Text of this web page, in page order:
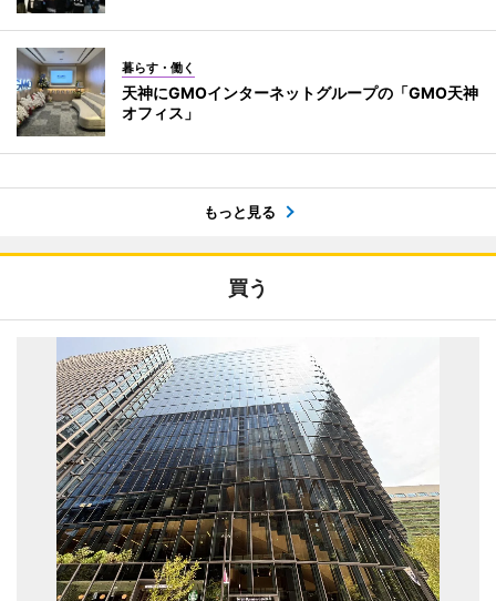
暮らす・働く
天神にGMOインターネットグループの「GMO天神
オフィス」
もっと見る
買う